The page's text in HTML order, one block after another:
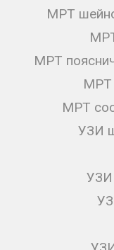
МРТ
МРТ
МРТ
МРТ
УЗИ
УЗИ